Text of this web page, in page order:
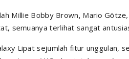
Millie Bobby Brown, Mario
semuanya terlihat sangat
Lipat sejumlah fitur unggulan,